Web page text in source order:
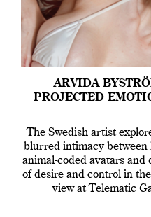
ARVIDA
PROJECTED
The Swedish artist
blurred intimacy
animal-coded avatars
of desire and control in
view at Telematic